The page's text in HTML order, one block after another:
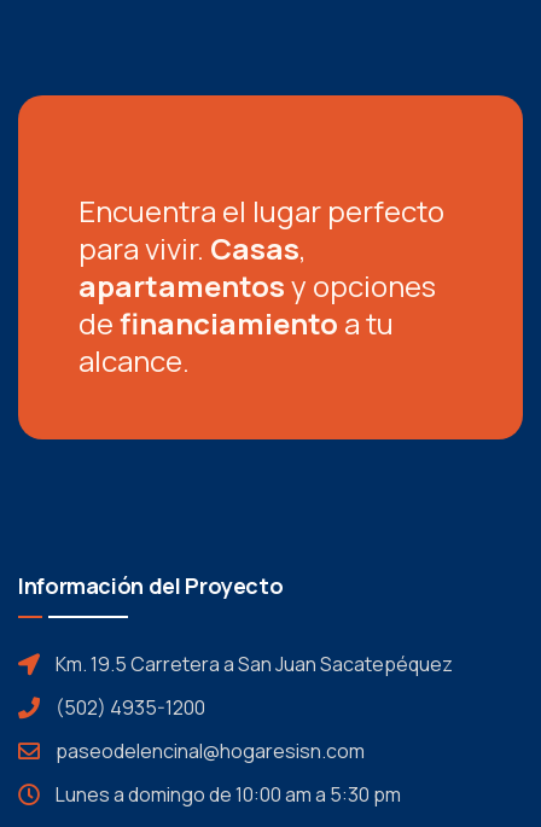
Encuentra el lugar perfecto
para vivir. Casas,
apartamentosy opciones
definanciamiento a tu
alcance.
Información del Proyecto
Km. 19.5 Carretera a San Juan Sacatepéquez
(502) 4935-1200
paseodelencinal@hogaresisn.com
Lunes a domingo de 10:00 am a 5:30 pm​